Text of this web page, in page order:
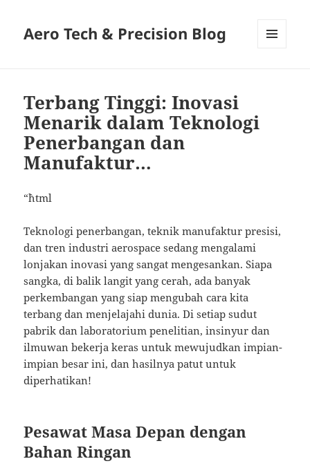
Aero Tech & Precision Blog
Terbang Tinggi: Inovasi
Menarik dalam Teknologi
Penerbangan dan
Manufaktur…
“`html
Teknologi penerbangan, teknik manufaktur presisi,
dan tren industri aerospace sedang mengalami
lonjakan inovasi yang sangat mengesankan. Siapa
sangka, di balik langit yang cerah, ada banyak
perkembangan yang siap mengubah cara kita
terbang dan menjelajahi dunia. Di setiap sudut
pabrik dan laboratorium penelitian, insinyur dan
ilmuwan bekerja keras untuk mewujudkan impian-
impian besar ini, dan hasilnya patut untuk
diperhatikan!
Pesawat Masa Depan dengan
Bahan Ringan